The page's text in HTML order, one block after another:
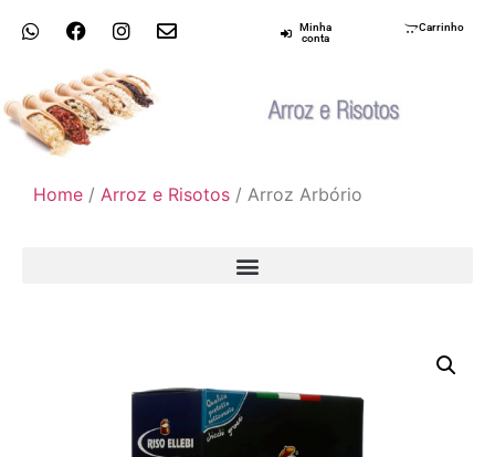
Minha
conta
Carrinho
Home / Arroz e Risotos / Arroz Arbório